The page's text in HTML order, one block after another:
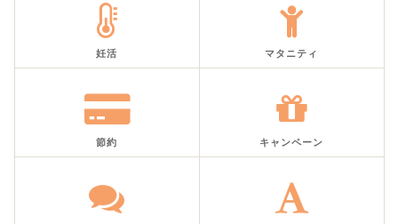
妊活 マタニティ
節約 キャンペーン